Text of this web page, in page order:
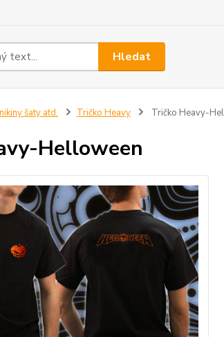
Hledat
šaty atd. Tričko Heavy Tričko Heavy-
Helloween